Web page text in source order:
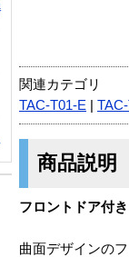
関連カテゴリ
TAC-T01-E
商品説明
フロントドア付
曲面デザインの